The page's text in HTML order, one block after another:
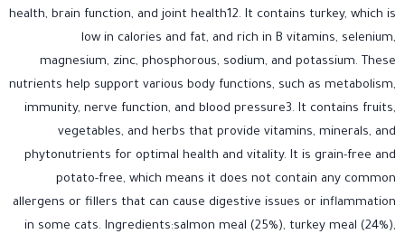
health, brain function, and joint health12. It contains turkey, which is
low in calories and fat, and rich in B vitamins, selenium,
magnesium, zinc, phosphorous, sodium, and potassium. These
nutrients help support various body functions, such as metabolism,
immunity, nerve function, and blood pressure3. It contains fruits,
vegetables, and herbs that provide vitamins, minerals, and
phytonutrients for optimal health and vitality. It is grain-free and
potato-free, which means it does not contain any common
allergens or fillers that can cause digestive issues or inflammation
in some cats. Ingredients:salmon meal (25%), turkey meal (24%),